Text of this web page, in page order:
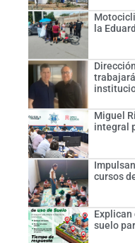
la
Miguel
integral
cursos
suelo